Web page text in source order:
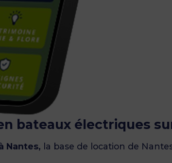
bateaux électriques
Nantes, la base de location de